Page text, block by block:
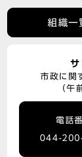
組織一
市政に関
（午
電話
044-